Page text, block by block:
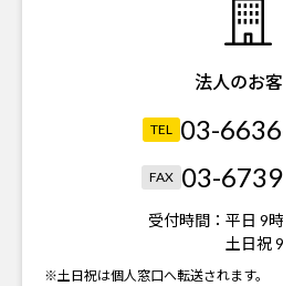
法人のお
TEL 03-
FAX 03-
受付時間： 平日 9
土日祝
※土日祝は個人窓口へ転送されます。